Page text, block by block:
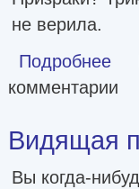
не верила.
Подробнее о
комментарии
Видящая
Вы когда-